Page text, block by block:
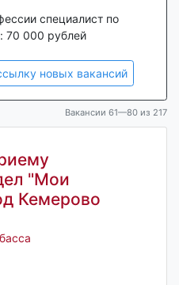
специалист по
70 000 рублей
новых вакансий
Вакансии 61—80 из 217
"Мои
Кемерово